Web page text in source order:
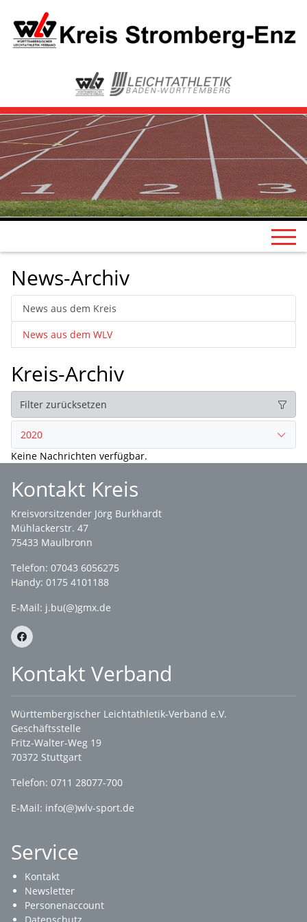
News-Archiv
News aus dem Kreis
News aus dem WLV
Kreis-Archiv
Filter zurücksetzen
2020
Keine Nachrichten verfügbar.
Kontakt Kreis
Kreisvorsitzender Jörg Burkhardt
Mühlackerstr. 47
75433 Maulbronn
Telefon: 07043 6056275
Handy: 0175 4101188
E-Mail: j.bu(@)gmx.de
Kontakt Verband
Württembergischer Leichtathletik-Verband e.V.
Geschäftsstelle
Fritz-Walter-Weg 19
70372 Stuttgart
Telefon: 0711 28077-700
E-Mail: info(@)wlv-sport.de
Service
Kontakt
Newsletter
Personenaccount